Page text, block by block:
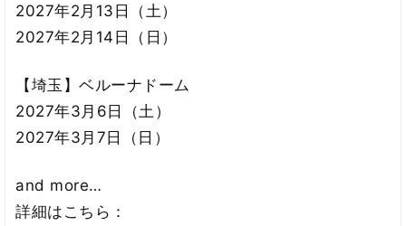
2027年2月13日（土）
2027年2月14日（日）
【埼玉】ベルーナドーム
2027年3月6日（土）
2027年3月7日（日）
and more…
詳細はこちら：